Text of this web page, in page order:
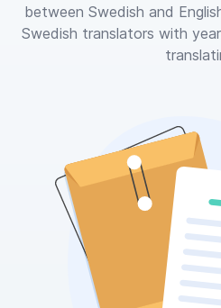
between Swedish and
Swedish translators with